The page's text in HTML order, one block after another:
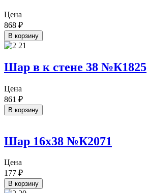
Цена
868 ₽
В корзину
Шар в к стене 38 №К1825
Цена
861 ₽
В корзину
Шар 16х38 №К2071
Цена
177 ₽
В корзину